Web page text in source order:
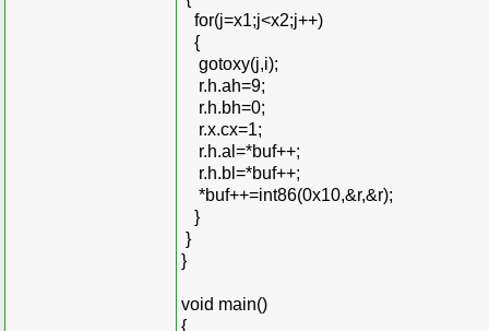
for(j=x1;j<x2;j++)
{
gotoxy(j,i);
r.h.ah=9;
r.h.bh=0;
r.x.cx=1;
r.h.al=*buf++;
r.h.bl=*buf++;
*buf++=int86(0x10,&r,&r);
}
}
}
void main()
{